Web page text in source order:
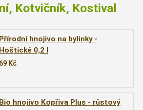
Kotvičník, Kostival
Přírodní hnojivo na bylinky -
Hoštické 0,2 l
69 Kč
Bio hnojivo Kopřiva Plus - růstový